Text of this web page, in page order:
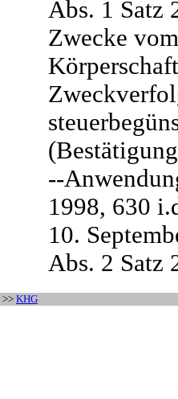
Abs. 1 Satz
Zwecke
--
1998, 630
10.
Abs. 2 Satz
>> KHG